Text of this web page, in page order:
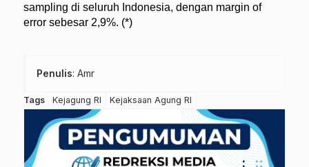
sampling di seluruh Indonesia, dengan margin of
error sebesar 2,9%. (*)
Penulis: Amr
Tags Kejagung RI Kejaksaan Agung RI